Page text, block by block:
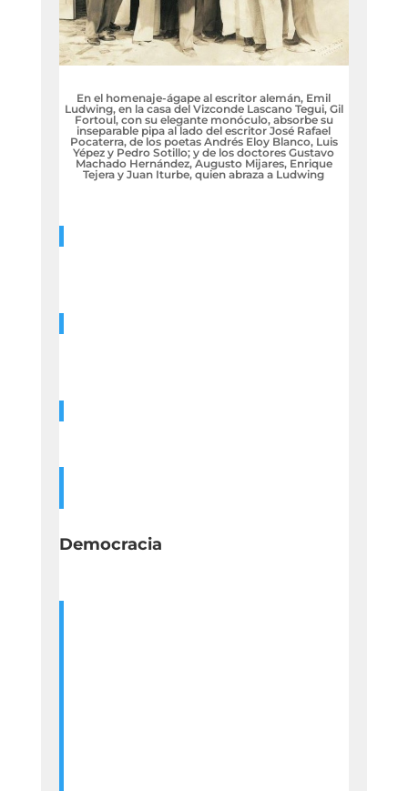
En el homenaje-ágape al escritor alemán, Emil
Ludwing, en la casa del Vizconde Lascano Tegui, Gil
Fortoul, con su elegante monóculo, absorbe su
inseparable pipa al lado del escritor José Rafael
Pocaterra, de los poetas Andrés Eloy Blanco, Luis
Yépez y Pedro Sotillo; y de los doctores Gustavo
Machado Hernández, Augusto Mijares, Enrique
Tejera y Juan Iturbe, quien abraza a Ludwing
Democracia